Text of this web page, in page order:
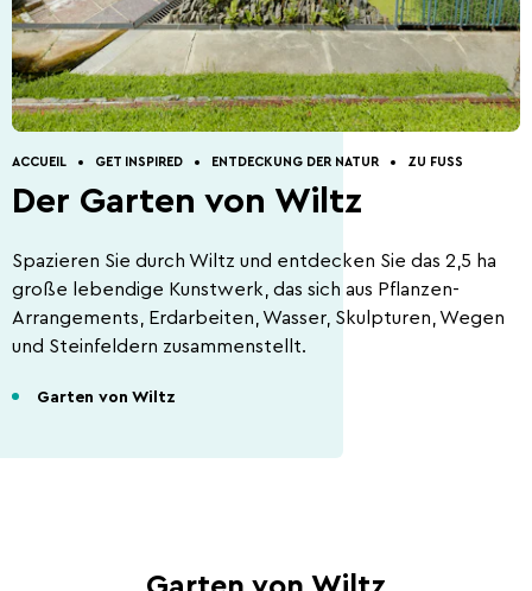
Entdeckung der Natur Geführte Touren
5 Things to do
Sommeraktivitäten
2026
Restaurants. Ferienhäuser.
Anfahrt nach Wiltz. Kontakt.
ACCUEIL GET INSPIRED ENTDECKUNG DER NATUR ZU FUSS
Der Garten von Wiltz
Spazieren Sie durch Wiltz und entdecken Sie das 2,5 ha
große lebendige Kunstwerk, das sich aus Pflanzen-
Arrangements, Erdarbeiten, Wasser, Skulpturen, Wegen
und Steinfeldern zusammenstellt.
Garten von Wiltz